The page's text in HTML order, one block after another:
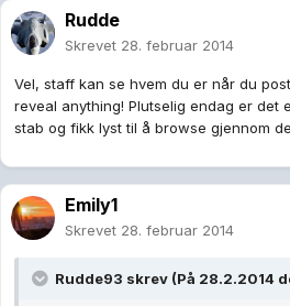
Rudde
Skrevet 28. februar 2014
Vel, staff kan se hvem du er når du
reveal anything! Plutselig endag er det
stab og fikk lyst til å browse gjennom
Emily1
Skrevet 28. februar 2014
Rudde93 skrev (På 28.2.2014